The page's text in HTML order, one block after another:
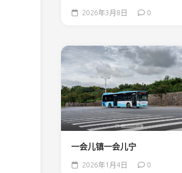
2026年3月8日 0
一会儿镇一会儿宁
2026年1月4日 0